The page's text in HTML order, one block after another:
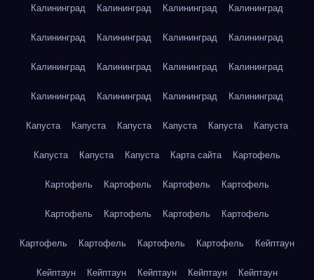
Калининград Калининград Калининград Калининград
Калининград Калининград Калининград Калининград
Калининград Калининград Калининград Калининград
Калининград Калининград Калининград Калининград
Капуста Капуста Капуста Капуста Капуста Капуста
Капуста Капуста Капуста Карта сайта Картофель
Картофель Картофель Картофель Картофель
Картофель Картофель Картофель Картофель
Картофель Картофель Картофель Картофель Кейптаун
Кейптаун Кейптаун Кейптаун Кейптаун Кейптаун